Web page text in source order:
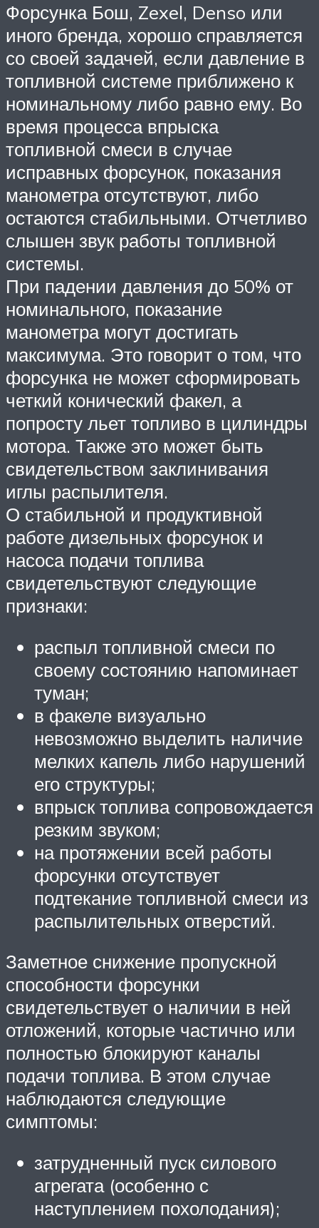
Форсунка Бош, Zexel, Denso или
иного бренда, хорошо справляется
со своей задачей, если давление в
топливной системе приближено к
номинальному либо равно ему. Во
время процесса впрыска
топливной смеси в случае
исправных форсунок, показания
манометра отсутствуют, либо
остаются стабильными. Отчетливо
слышен звук работы топливной
системы.
При падении давления до 50% от
номинального, показание
манометра могут достигать
максимума. Это говорит о том, что
форсунка не может сформировать
четкий конический факел, а
попросту льет топливо в цилиндры
мотора. Также это может быть
свидетельством заклинивания
иглы распылителя.
О стабильной и продуктивной
работе дизельных форсунок и
насоса подачи топлива
свидетельствуют следующие
признаки:
распыл топливной смеси по
своему состоянию напоминает
туман;
в факеле визуально
невозможно выделить наличие
мелких капель либо нарушений
его структуры;
впрыск топлива сопровождается
резким звуком;
на протяжении всей работы
форсунки отсутствует
подтекание топливной смеси из
распылительных отверстий.
Заметное снижение пропускной
способности форсунки
свидетельствует о наличии в ней
отложений, которые частично или
полностью блокируют каналы
подачи топлива. В этом случае
наблюдаются следующие
симптомы:
затрудненный пуск силового
агрегата (особенно с
наступлением похолодания);